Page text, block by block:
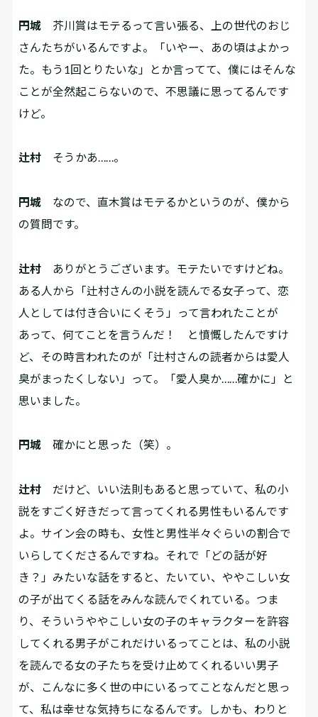
円城 芥川賞はモテるって言い張る、上の世代のおじ
さんたちがいるんですよ。「いやー、あの頃はよかっ
た。もう1回とりたいな」とか言ってて、僕にはそんな
ことが全然起こらないので、不思議に思ってるんです
けど。
辻村 そうかあ……。
円城 なので、直木賞はモテるかというのが、僕から
の質問です。
辻村 ありがとうございます。モテたいですけどね。
ある人から「辻村さんの小説を読んでる女子って、恋
人としては付き合いにくそう」って言われたことが
あって、何てことを言うんだ！ と憤慨したんですけ
ど、その時言われたのが「辻村さんの読者からは愛人
臭がまったくしない」って。「愛人臭か……確かに」と
思いました。
円城 確かにと思った（笑）。
辻村 だけど、いい法則もあると思っていて、私の小
説をすごく好きだって言ってくれる男性もいるんです
よ。サイン会の時も、女性と男性半々ぐらいの割合で
いらしてくださるんですね。それで「どの話が好
き？」みたいな話をすると、たいてい、ややこしい女
の子が出てくる話をみんな読んでくれている。つま
り、そういうややこしい女の子のキャラクターを許容
してくれる男子がこれだけいるってことは、私の小説
を読んでる女の子たちを受け止めてくれるいい男子
が、こんなに多く世の中にいるってことなんだと思っ
て、私は幸せな気持ちになるんです。しかも、わりと